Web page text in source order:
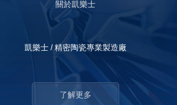
關於凱樂士
凱樂士 / 精密陶瓷專業製造廠
了解更多